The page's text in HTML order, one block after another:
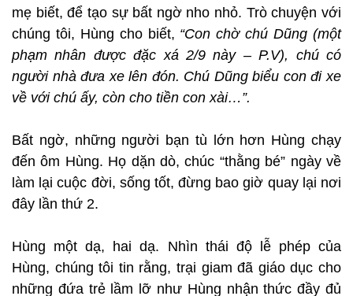
mẹ biết, để tạo sự bất ngờ nho nhỏ. Trò chuyện với
chúng tôi, Hùng cho biết, “Con chờ chú Dũng (một
phạm nhân được đặc xá 2/9 này – P.V), chú có
người nhà đưa xe lên đón. Chú Dũng biểu con đi xe
về với chú ấy, còn cho tiền con xài…”.
Bất ngờ, những người bạn tù lớn hơn Hùng chạy
đến ôm Hùng. Họ dặn dò, chúc “thằng bé” ngày về
làm lại cuộc đời, sống tốt, đừng bao giờ quay lại nơi
đây lần thứ 2.
Hùng một dạ, hai dạ. Nhìn thái độ lễ phép của
Hùng, chúng tôi tin rằng, trại giam đã giáo dục cho
những đứa trẻ lầm lỡ như Hùng nhận thức đầy đủ